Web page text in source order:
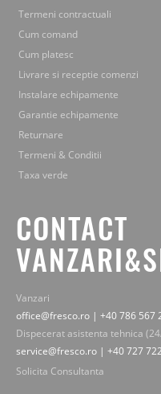
Termeni contractuali
Cum comand
Cum platesc
Livrare si receptie comenzi
Instalare echipamente
Garantie echipamente
Returnare
Termeni & Conditii
Taxa verde
CONTACT
Vanzari
office@fresco.ro | +40 786 567
Dispecerat asistenta tehnica
service@fresco.ro | +40 727
Solicita Consultanta